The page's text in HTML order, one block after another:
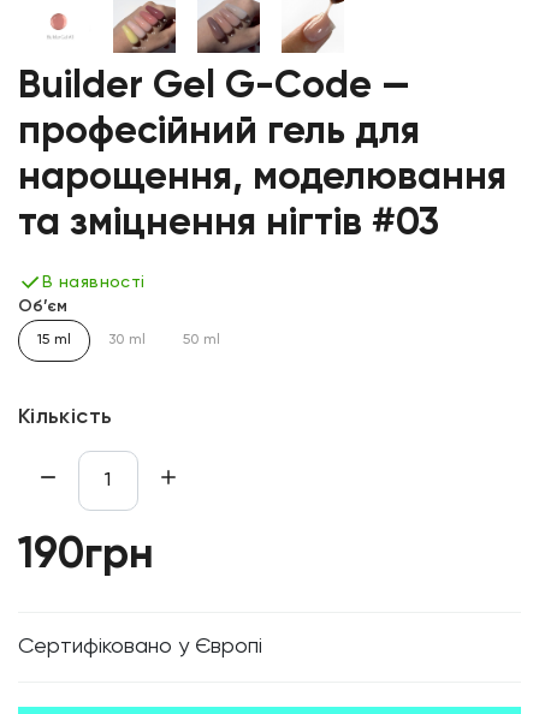
Builder Gel G-Code —
професійний гель для
нарощення, моделювання
та зміцнення нігтів #03
В наявності
Об’єм
15 ml 30 ml 50 ml
Кількість
190грн
Cертифіковано у Європі